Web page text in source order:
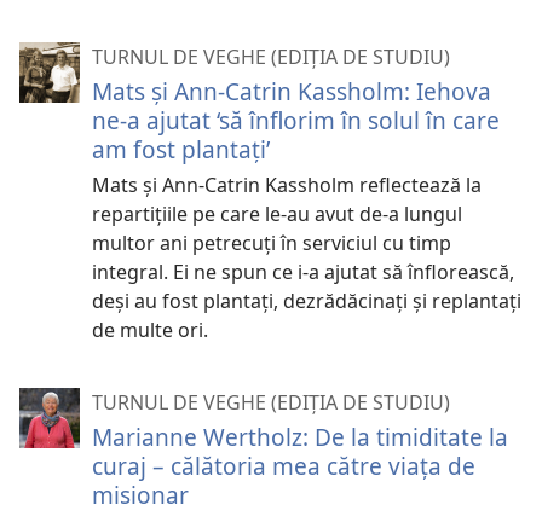
TURNUL DE VEGHE (EDIȚIA DE STUDIU)
Mats și Ann-Catrin Kassholm: Iehova
ne-a ajutat ‘să înflorim în solul în care
am fost plantați’
Mats și Ann-Catrin Kassholm reflectează la
repartițiile pe care le-au avut de-a lungul
multor ani petrecuți în serviciul cu timp
integral. Ei ne spun ce i-a ajutat să înflorească,
deși au fost plantați, dezrădăcinați și replantați
de multe ori.
TURNUL DE VEGHE (EDIȚIA DE STUDIU)
Marianne Wertholz: De la timiditate la
curaj – călătoria mea către viața de
misionar